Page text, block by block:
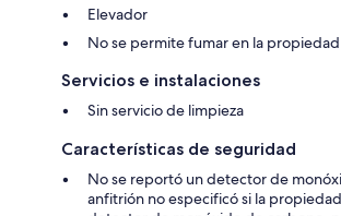
Elevador
No se permite fumar en la propiedad
Servicios e instalaciones
Sin servicio de limpieza
Características de seguridad
No se reportó un detector de
anfitrión no especificó si la